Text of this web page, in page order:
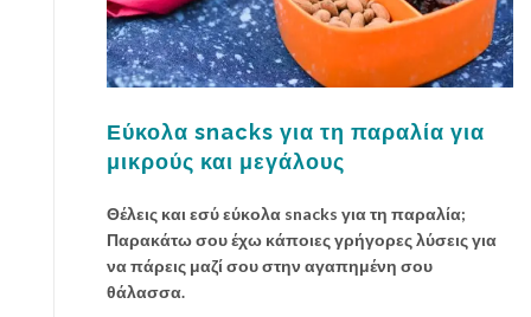
Εύκολα snacks για τη παραλία για
μικρούς και μεγάλους
Θέλεις και εσύ εύκολα snacks για τη παραλία;
Παρακάτω σου έχω κάποιες γρήγορες λύσεις για
να πάρεις μαζί σου στην αγαπημένη σου
θάλασσα.